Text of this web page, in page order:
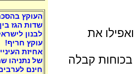
את
בכוחות קבלה
העוקץ
שדות הגז בין
לבנון
עוקץ חריף!
אחיזת
של נתניהו
חינם